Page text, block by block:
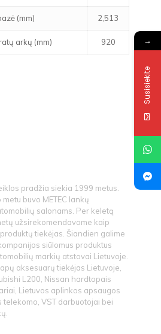
(mm) 2,513
arkų (mm) 920
pradžia siekia 1999 metus.
buvo METEC lankų
salonams. Per keletą
užsirekomendavome kaip
tiekėjas. Šiandien galime
siūlomus produktus
markių atstovai Lietuvoje.
aksesuarų tiekėjas Lietuvoje,
L200, Nissan hardtopais
Lietuvos aplinkos apsaugos
telekomo, VST darbuotojai bei
→
Susisiekite